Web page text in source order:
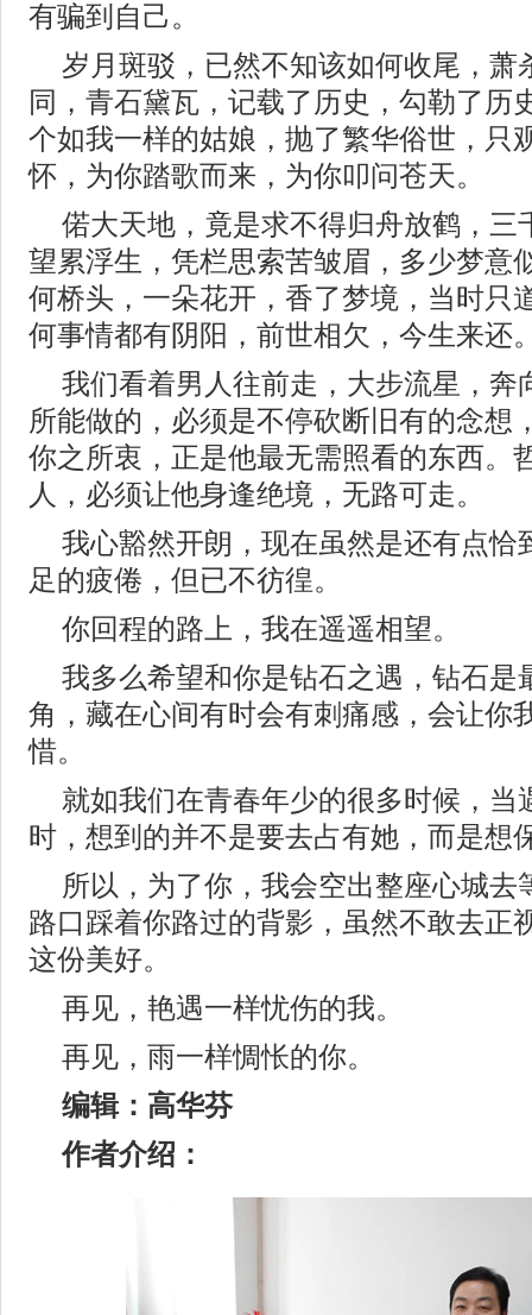
有骗到自己。
岁月斑驳，已然不知该如何收尾，萧
同，青石黛瓦，记载了历史，勾勒了历
个如我一样的姑娘，抛了繁华俗世，只
怀，为你踏歌而来，为你叩问苍天。
偌大天地，竟是求不得归舟放鹤，三
望累浮生，凭栏思索苦皱眉，多少梦意
何桥头，一朵花开，香了梦境，当时只
何事情都有阴阳，前世相欠，今生来还
我们看着男人往前走，大步流星，奔
所能做的，必须是不停砍断旧有的念想
你之所衷，正是他最无需照看的东西。
人，必须让他身逢绝境，无路可走。
我心豁然开朗，现在虽然是还有点恰
足的疲倦，但已不彷徨。
你回程的路上，我在遥遥相望。
我多么希望和你是钻石之遇，钻石是
角，藏在心间有时会有刺痛感，会让你
惜。
就如我们在青春年少的很多时候，当
时，想到的并不是要去占有她，而是想
所以，为了你，我会空出整座心城去
路口踩着你路过的背影，虽然不敢去正
这份美好。
再见，艳遇一样忧伤的我。
再见，雨一样惆怅的你。
编辑：高华芬
作者介绍：